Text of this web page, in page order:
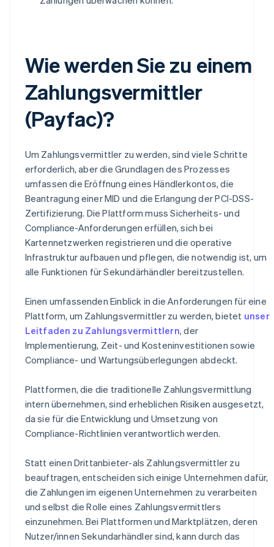
Wie werden Sie zu einem
Zahlungsvermittler
(Payfac)?
Um Zahlungsvermittler zu werden, sind viele Schritte
erforderlich, aber die Grundlagen des Prozesses
umfassen die Eröffnung eines Händlerkontos, die
Beantragung einer MID und die Erlangung der PCI-DSS-
Zertifizierung. Die Plattform muss Sicherheits- und
Compliance-Anforderungen erfüllen, sich bei
Kartennetzwerken registrieren und die operative
Infrastruktur aufbauen und pflegen, die notwendig ist, um
alle Funktionen für Sekundärhändler bereitzustellen.
Einen umfassenden Einblick in die Anforderungen für eine
Plattform, um Zahlungsvermittler zu werden, bietet unser
Leitfaden zu Zahlungsvermittlern, der
Implementierung, Zeit- und Kosteninvestitionen sowie
Compliance- und Wartungsüberlegungen abdeckt.
Plattformen, die die traditionelle Zahlungsvermittlung
intern übernehmen, sind erheblichen Risiken ausgesetzt,
da sie für die Entwicklung und Umsetzung von
Compliance-Richtlinien verantwortlich werden.
Statt einen Drittanbieter-als Zahlungsvermittler zu
beauftragen, entscheiden sich einige Unternehmen dafür,
die Zahlungen im eigenen Unternehmen zu verarbeiten
und selbst die Rolle eines Zahlungsvermittlers
einzunehmen. Bei Plattformen und Marktplätzen, deren
Nutzer/innen Sekundarhändler sind, kann durch das